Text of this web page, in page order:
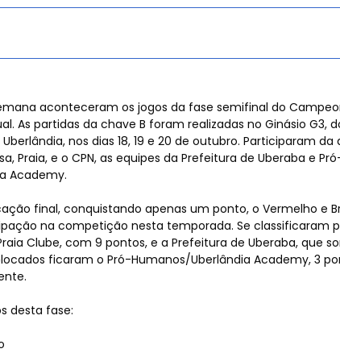
aconteceram os jogos da fase semifinal do
As partidas da chave B foram realizadas no Ginásio G3,
nos dias 18, 19 e 20 de outubro. Participaram da
Praia, e o CPN, as equipes da Prefeitura de Uberaba e
Academy.
final, conquistando apenas um ponto, o Vermelho e
na competição nesta temporada. Se classificaram
Clube, com 9 pontos, e a Prefeitura de Uberaba, que
ficaram o Pró-Humanos/Uberlândia Academy, 3
desta fase: